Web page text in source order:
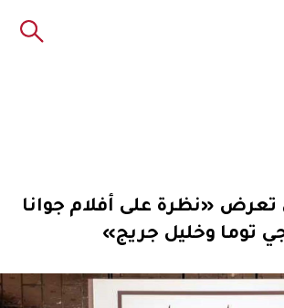
«نظرة على أفلام جوانا
توما وخليل جريج»